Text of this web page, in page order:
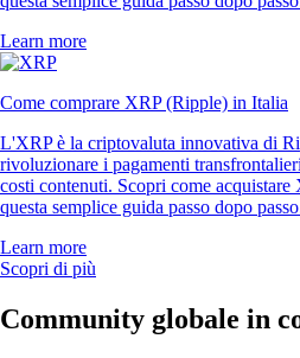
Learn more
Come comprare XRP (Ripple) in Italia
L'XRP è la criptovaluta innovativa di
rivoluzionare i pagamenti
costi contenuti. Scopri come
questa semplice guida passo dopo
Learn more
Scopri di più
Community globale in